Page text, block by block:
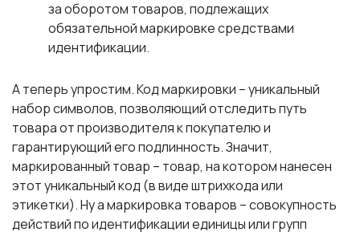
за оборотом товаров, подлежащих
обязательной маркировке средствами
идентификации.
А теперь упростим.Код маркировки – уникальный
набор символов, позволяющий отследить путь
товара от производителя к покупателю и
гарантирующий его подлинность. Значит,
маркированный товар – товар, на котором нанесен
этот уникальный код (в виде штрихкода или
этикетки). Ну амаркировка товаров – совокупность
действий по идентификации единицы или групп